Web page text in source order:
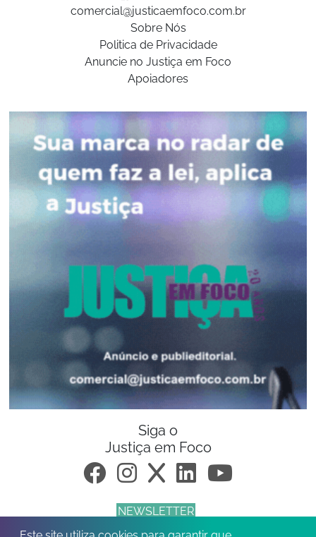
comercial@justicaemfoco.com.br
Sobre Nós
Politica de Privacidade
Anuncie no Justiça em Foco
Apoiadores
Siga o
Justiça em Foco
NEWSLETTER